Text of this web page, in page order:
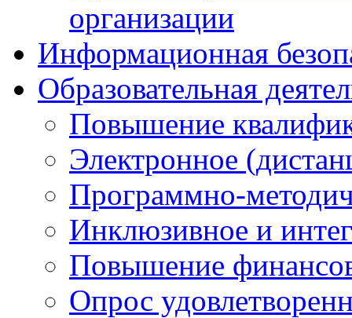
организации
Информационная
Образовательная
Повышение
Электронное
Программно-
Инклюзивное и
Повышение
Опрос